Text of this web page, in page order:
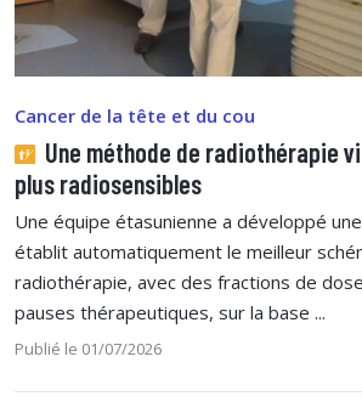
Cancer de la tête et du cou
Une méthode de radiothérapie
plus radiosensibles
Une équipe étasunienne a développé
établit automatiquement le meilleur
radiothérapie, avec des fractions de
pauses thérapeutiques, sur la base ...
Publié le 01/07/2026